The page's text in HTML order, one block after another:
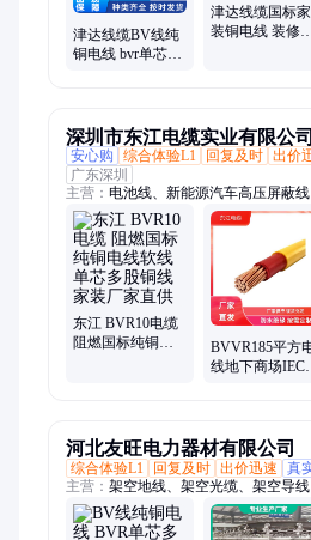
津达线缆BV线纯
铜电线 bvr单芯多
津达线缆国标家
装铜电线 装修
深圳市东江电缆实业有限公司
安心购
综合体验L1 回复及时 出价
广东深圳
主营： 电池线、新能源汽车高压屏蔽
线、护套线、EVR电线、BVR电线、
线、屏蔽线、铜芯电缆、铝芯电缆、
缆、电源线、YJV交联聚乙烯电缆、
伏线缆、RVS通信消防线、高压屏蔽线
东江 BVR10电缆
阻燃国标纯铜电
BVVR185平方
线地下商场IEC
河北友旺电力器材有限公司
综合体验L1
回复及时 出价迅速 真
主营： 架空地线、架空光缆、架空导
格、电力光缆、架空线电缆、钢芯铝
具、电站金具、铝合金导线、耐热导